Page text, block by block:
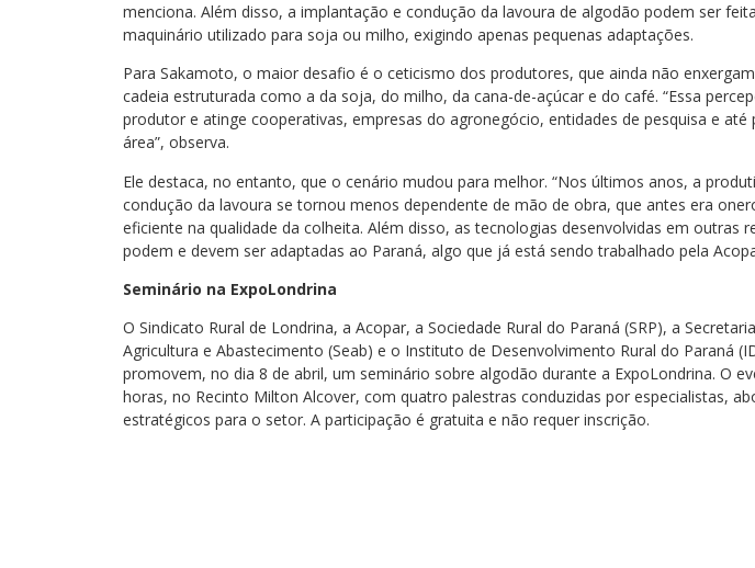
menciona. Além disso, a implantação e condução da lavoura de algodão podem ser
maquinário utilizado para soja ou milho, exigindo apenas pequenas adaptações.
Para Sakamoto, o maior desafio é o ceticismo dos produtores, que ainda não
cadeia estruturada como a da soja, do milho, da cana-de-açúcar e do café. “Essa
produtor e atinge cooperativas, empresas do agronegócio, entidades de pesquisa e até
área”, observa.
Ele destaca, no entanto, que o cenário mudou para melhor. “Nos últimos anos, a
condução da lavoura se tornou menos dependente de mão de obra, que antes era
eficiente na qualidade da colheita. Além disso, as tecnologias desenvolvidas em outras
podem e devem ser adaptadas ao Paraná, algo que já está sendo trabalhado pela
Seminário na ExpoLondrina
O Sindicato Rural de Londrina, a Acopar, a Sociedade Rural do Paraná (SRP), a
Agricultura e Abastecimento (Seab) e o Instituto de Desenvolvimento Rural do Paraná
promovem, no dia 8 de abril, um seminário sobre algodão durante a ExpoLondrina. O
horas, no Recinto Milton Alcover, com quatro palestras conduzidas por especialistas,
estratégicos para o setor. A participação é gratuita e não requer inscrição.